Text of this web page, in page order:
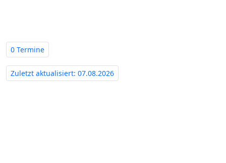
0 Termine
Zuletzt aktualisiert: 07.08.2026